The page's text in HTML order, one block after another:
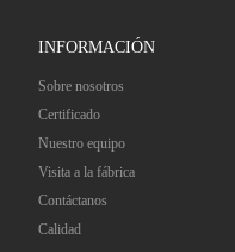
INFORMACIÓN
Sobre nosotros
Certificado
Nuestro equipo
Visita a la fábrica
Contáctanos
Calidad